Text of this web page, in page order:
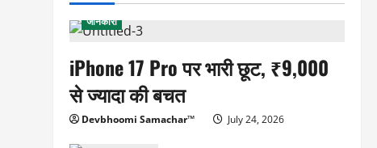
जानकारी
iPhone 17 Pro पर भारी छूट, ₹9,000
से ज्यादा की बचत
Devbhoomi Samachar™ July 24, 2026